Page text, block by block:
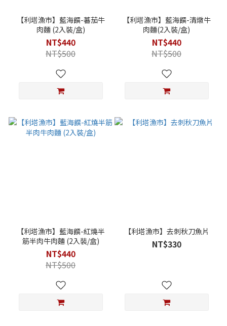
【利塔漁市】藍海饌-蕃茄牛
肉麵 (2入裝/盒)
NT$440
NT$500
【利塔漁市】藍海饌-清燉牛
肉麵(2入裝/盒)
NT$440
NT$500
【利塔漁市】藍海饌-紅燒半
筋半肉牛肉麵 (2入裝/盒)
NT$440
NT$500
【利塔漁市】去刺秋刀魚片
NT$330